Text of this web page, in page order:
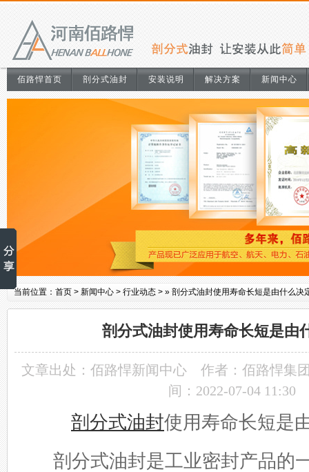
佰路悍首页 剖分式油封 安装说明 解决方案 新闻中心
当前位置： 首页 > 新闻中心 > 行业动态 > » 剖分式油封使用寿命长短是由什么决
剖分式油封使用寿命长短是由
文章出处： 佰路悍新闻中心
作者：佰路悍集
间：2022-07-04 11:30
剖分式油封使用寿命长短是
剖分式油封是工业密封产品的